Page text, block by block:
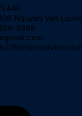
306 Nguyen Van
8868